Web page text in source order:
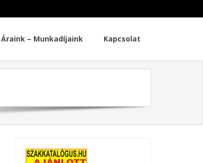
Áraink – Munkadíjaink Kapcsolat